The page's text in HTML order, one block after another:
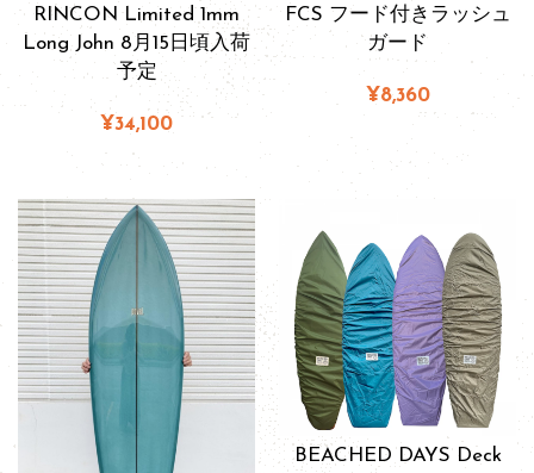
RINCON Limited 1mm
Long John 8月15日頃入荷
予定
¥34,100
FCS フード付きラッシュ
ガード
¥8,360
BEACHED DAYS Deck